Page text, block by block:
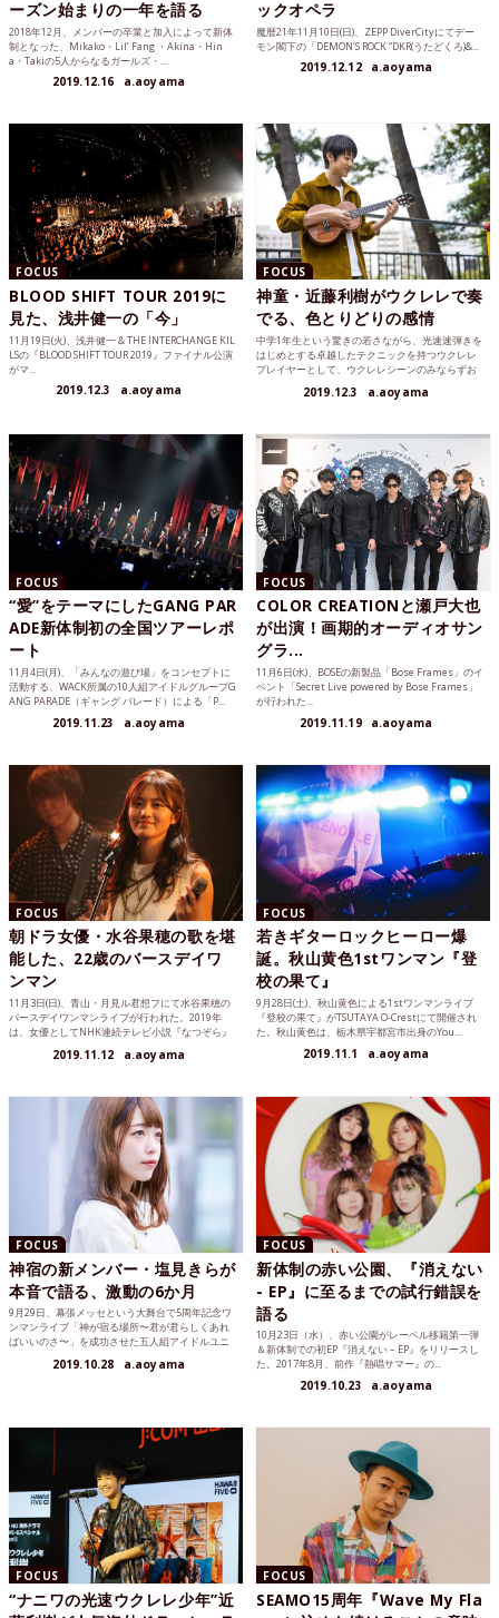
ーズン始まりの一年を語る
2018年12月、メンバーの卒業と加入によって新体
制となった、Mikako・Lil’ Fang ・Akina・Hin
a・Takiの5人からなるガールズ・...
2019.12.16 a.aoyama
ックオペラ
魔暦21年11月10日(日)、ZEPP DiverCityにてデー
モン閣下の「DEMON’S ROCK “DKR(うたどくろ)&...
2019.12.12 a.aoyama
FOCUS
BLOOD SHIFT TOUR 2019に
見た、浅井健一の「今」
11月19日(火)、浅井健一 & THE INTERCHANGE KIL
LSの『BLOOD SHIFT TOUR 2019』ファイナル公演
がマ...
2019.12.3 a.aoyama
FOCUS
神童・近藤利樹がウクレレで奏
でる、色とりどりの感情
中学1年生という驚きの若さながら、光速速弾きを
はじめとする卓越したテクニックを持つウクレレ
プレイヤーとして、ウクレレシーンのみならずお
2019.12.3 a.aoyama
FOCUS
“愛”をテーマにしたGANG PAR
ADE新体制初の全国ツアーレポ
ート
11月4日(月)、「みんなの遊び場」をコンセプトに
活動する、WACK所属の10人組アイドルグループG
ANG PARADE（ギャング パレード）による「P...
2019.11.23 a.aoyama
FOCUS
COLOR CREATIONと瀬戸大也
が出演！画期的オーディオサン
グラ...
11月6日(水)、BOSEの新製品「Bose Frames」のイ
ベント「Secret Live powered by Bose Frames」
が行われた...
2019.11.19 a.aoyama
FOCUS
朝ドラ女優・水谷果穂の歌を堪
能した、22歳のバースデイワ
ンマン
11月3日(日)、青山・月見ル君想フにて水谷果穂の
バースデイワンマンライブが行われた。2019年
は、女優としてNHK連続テレビ小説『なつぞら』
2019.11.12 a.aoyama
FOCUS
若きギターロックヒーロー爆
誕。秋山黄色1stワンマン『登
校の果て』
9月28日(土)、秋山黄色による1stワンマンライブ
『登校の果て』がTSUTAYA O-Crestにて開催され
た。秋山黄色は、栃木県宇都宮市出身のYou...
2019.11.1 a.aoyama
FOCUS
神宿の新メンバー・塩見きらが
本音で語る、激動の6か月
9月29日、幕張メッセという大舞台で5周年記念ワ
ンマンライブ「神が宿る場所〜君が君らしくあれ
ばいいのさ〜」を成功させた五人組アイドルユニ
2019.10.28 a.aoyama
FOCUS
新体制の赤い公園、『消えない
- EP』に至るまでの試行錯誤を
語る
10月23日（水）、赤い公園がレーベル移籍第一弾
＆新体制での初EP『消えない – EP』をリリースし
た。2017年8月、前作『熱唱サマー』の...
2019.10.23 a.aoyama
FOCUS
“ナニワの光速ウクレレ少年”近
FOCUS
SEAMO15周年『Wave My Fla